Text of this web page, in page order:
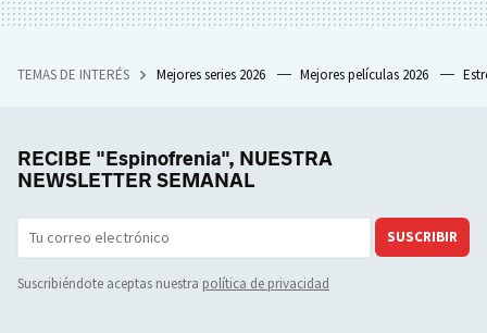
TEMAS DE INTERÉS Mejores series 2026 Mejores películas 2026
RECIBE "Espinofrenia", NUESTRA
NEWSLETTER SEMANAL
SUSCRIBIR
Suscribiéndote aceptas nuestra política de privacidad